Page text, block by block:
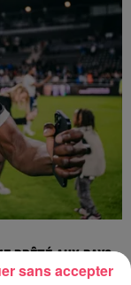
PRÊTÉ AUX PAYS-
sans accepter